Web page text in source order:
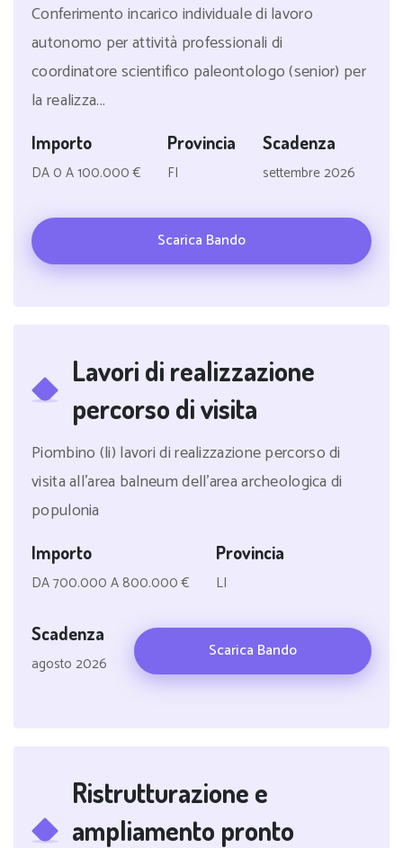
Conferimento incarico individuale di lavoro
autonomo per attività professionali di
coordinatore scientifico paleontologo (senior) per
la realizza...
Importo
DA 0 A 100.000 €
Provincia
FI
Scadenza
settembre 2026
Scarica Bando
Lavori di realizzazione
percorso di visita
Piombino (li) lavori di realizzazione percorso di
visita all'area balneum dell'area archeologica di
populonia
Importo
DA 700.000 A 800.000 €
Provincia
LI
Scadenza
agosto 2026
Scarica Bando
Ristrutturazione e
ampliamento pronto